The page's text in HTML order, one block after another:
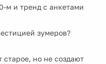
м и тренд с анкетами
зумеров?
но не создают